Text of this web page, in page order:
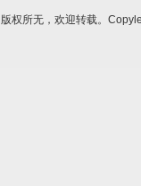
版权所无，欢迎转载。